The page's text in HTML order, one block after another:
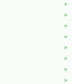
►
►
►
►
►
►
►
►